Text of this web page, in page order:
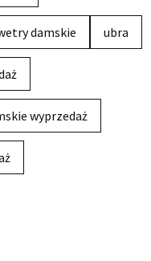
damskie ubra
wyprzedaż